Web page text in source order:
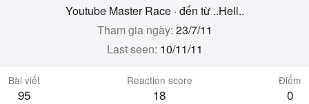
Youtube Master Race · đến từ ..Hell..
Tham gia ngày 23/7/11
Last seen 10/11/11
Bài viết
95
Reaction score
18
Điểm
0